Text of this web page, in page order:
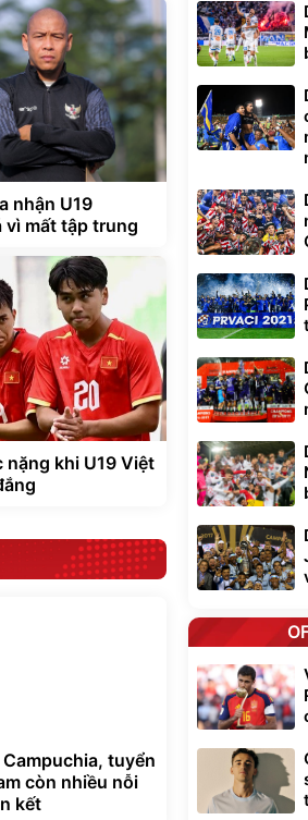
nhận U19
vì mất tập trung
nặng khi U19 Việt
tuyển
còn nhiều nỗi
kết